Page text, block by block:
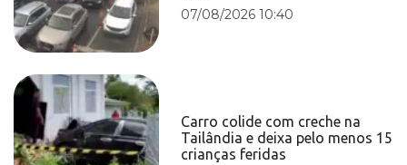
07/08/2026 10:40
Carro colide com creche na
Tailândia e deixa pelo menos 15
crianças feridas